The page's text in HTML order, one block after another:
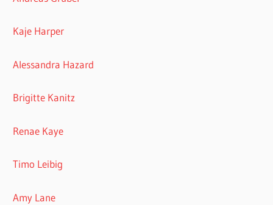
Kaje Harper
Alessandra Hazard
Brigitte Kanitz
Renae Kaye
Timo Leibig
Amy Lane